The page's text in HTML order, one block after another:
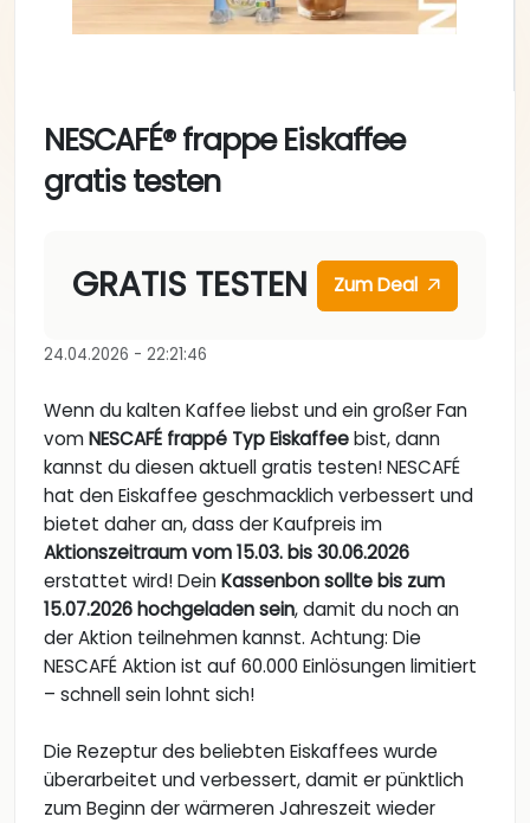
NESCAFÉ® frappe Eiskaffee
gratis testen
GRATIS TESTEN Zum Deal
24.04.2026 - 22:21:46
Wenn du kalten Kaffee liebst und ein großer Fan
vomNESCAFÉ frappé Typ Eiskaffeebist, dann
kannst du diesen aktuell gratis testen! NESCAFÉ
hat den Eiskaffee geschmacklich verbessert und
bietet daher an, dass der Kaufpreis im
Aktionszeitraum vom 15.03. bis 30.06.2026
erstattet wird! DeinKassenbon sollte bis zum
15.07.2026 hochgeladen sein, damit du noch an
der Aktion teilnehmen kannst. Achtung: Die
NESCAFÉ Aktion ist auf 60.000 Einlösungen limitiert
– schnell sein lohnt sich!
Die Rezeptur des beliebten Eiskaffees wurde
überarbeitet und verbessert, damit er pünktlich
zum Beginn der wärmeren Jahreszeit wieder